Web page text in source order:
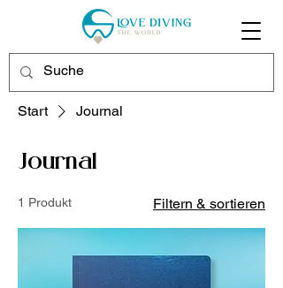
Start Journal
Journal
1 Produkt Filtern & sortieren